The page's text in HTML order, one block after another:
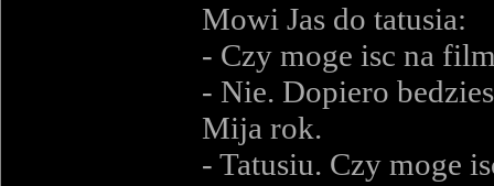
Mowi Jas do tatusia:
- Czy moge isc na
- Nie. Dopiero
Mija rok.
- Tatusiu. Czy moge